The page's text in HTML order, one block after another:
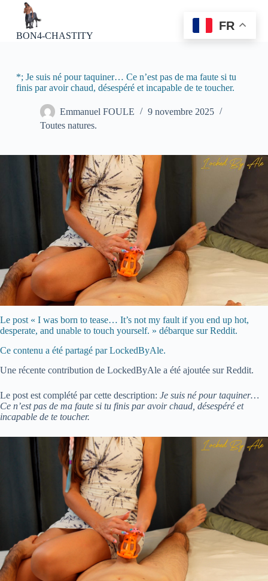
u
BON4-CHASTITY
*; Je suis né pour taquiner… Ce n’est pas de ma faute si tu
finis par avoir chaud, désespéré et incapable de te toucher.
Emmanuel FOULE
9 novembre 2025
Toutes natures.
Le post « I was born to tease… It’s not my fault if you end up hot,
desperate, and unable to touch yourself. » débarque sur Reddit.
Ce contenu a été partagé par LockedByAle.
Une récente contribution de LockedByAle a été ajoutée sur Reddit.
Le post est complété par cette description: Je suis né pour taquiner…
Ce n’est pas de ma faute si tu finis par avoir chaud, désespéré et
incapable de te toucher.
FR